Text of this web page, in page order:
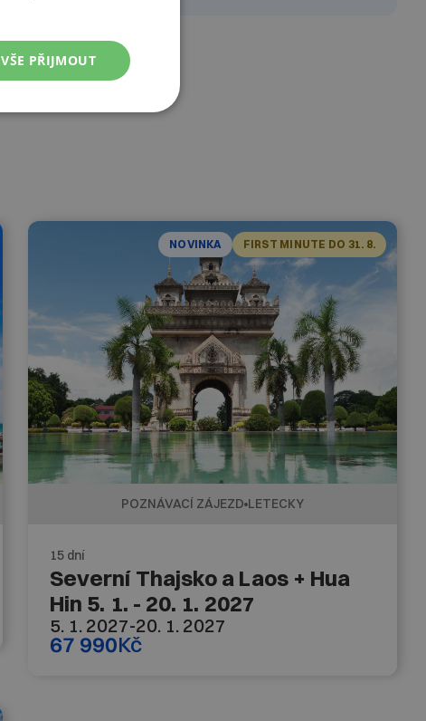
NOVINKA FIRST MINUTE DO 31. 8.
POZNÁVACÍ ZÁJEZD LETECKY
15 dní
Severní Thajsko a Laos + Hua
Hin 5. 1. - 20. 1. 2027
5. 1. 2027-20. 1. 2027
67 990Kč
VŠE PŘIJMOUT